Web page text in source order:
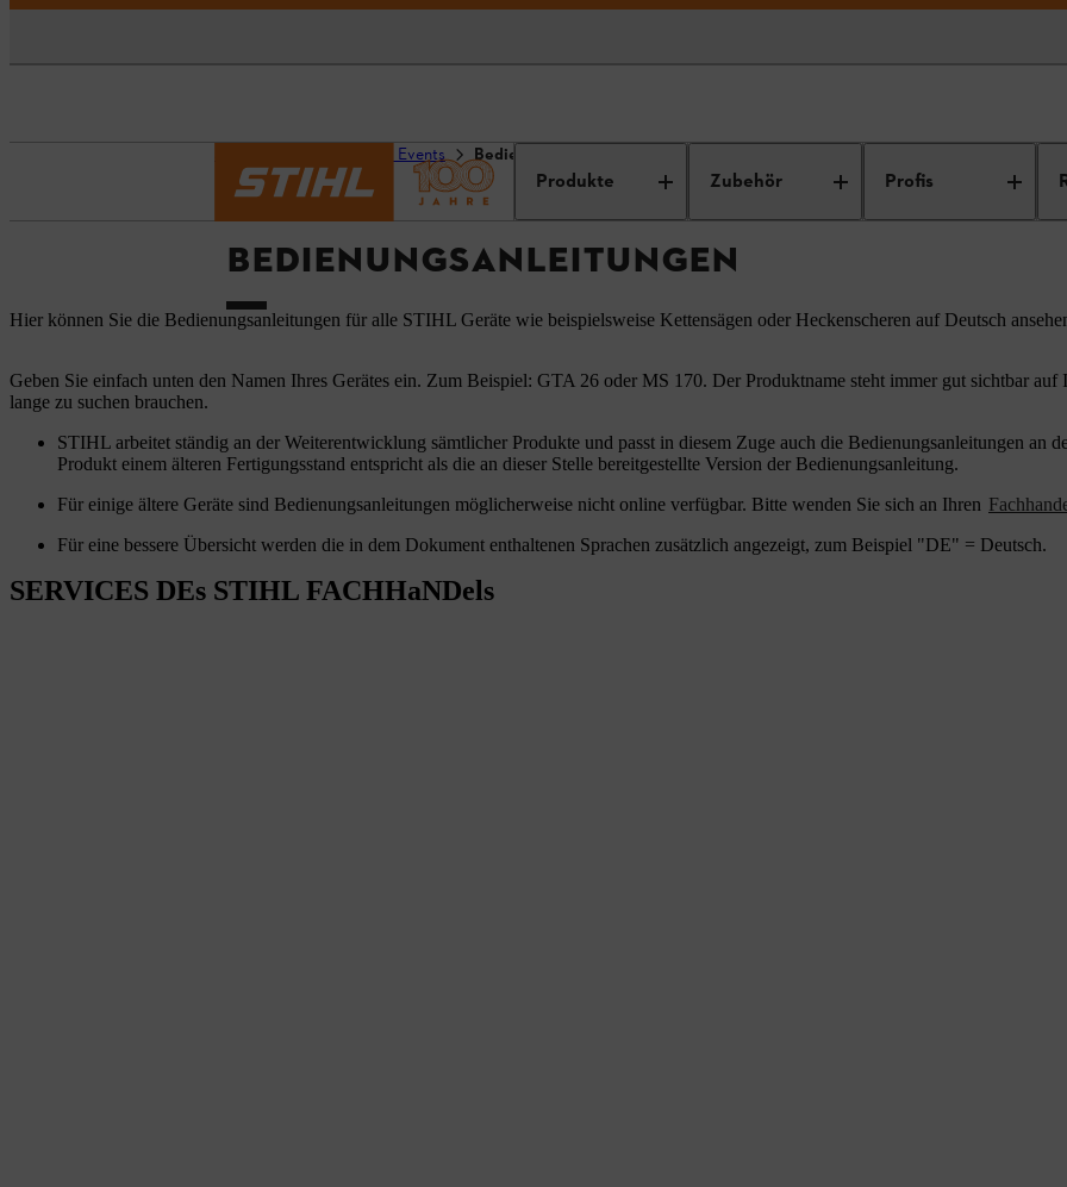
Produkte Zubehör Profis
Service und Events Bedienungsanleitungen
BEDIENUNGSANLEITUNGEN
Hier können Sie die Bedienungsanleitungen für alle STIHL Geräte wie beispielsweise Kettensägen oder Heckenscheren auf Deutsch
Geben Sie einfach unten den Namen Ihres Gerätes ein. Zum Beispiel: GTA 26 oder MS 170. Der Produktname steht immer gut sichtbar auf
lange zu suchen brauchen.
STIHL arbeitet ständig an der Weiterentwicklung sämtlicher Produkte und passt in diesem Zuge auch die Bedienungsanleitungen an
Produkt einem älteren Fertigungsstand entspricht als die an dieser Stelle bereitgestellte Version der Bedienungsanleitung.
Für einige ältere Geräte sind Bedienungsanleitungen möglicherweise nicht online verfügbar. Bitte wenden Sie sich an Ihren
Für eine bessere Übersicht werden die in dem Dokument enthaltenen Sprachen zusätzlich angezeigt, zum Beispiel "DE" = Deutsch.
SERVICES DEs STIHL FACHHaNDels